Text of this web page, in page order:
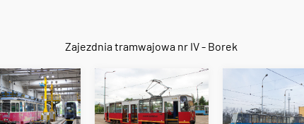
Zajezdnia tramwajowa nr IV - Borek